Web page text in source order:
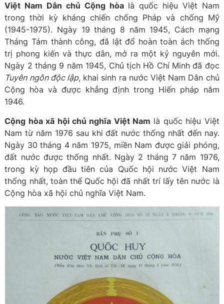
Việt Nam Dân chủ Cộng hòalà quốc hiệu Việt Nam
trong thời kỳ kháng chiến chống Pháp và chống Mỹ
(1945-1975). Ngày 19 tháng 8 năm 1945, Cách mạng
Tháng Tám thành công, đã lật đổ hoàn toàn ách thống
trị phong kiến và thực dân, mở ra một kỷ nguyên mới.
Ngày 2 tháng 9 năm 1945, Chủ tịch Hồ Chí Minh đã đọc
Tuyên ngôn độc lập, khai sinh ra nước Việt Nam Dân chủ
Cộng hòa và được khẳng định trong Hiến pháp năm
1946.
Cộng hòa xã hội chủ nghĩa Việt Nam là quốc hiệu Việt
Nam từ năm 1976 sau khi đất nước thống nhất đến nay.
Ngày 30 tháng 4 năm 1975, miền Nam được giải phóng,
đất nước được thống nhất. Ngày 2 tháng 7 năm 1976,
trong kỳ họp đầu tiên của Quốc hội nước Việt Nam
thống nhất, toàn thể Quốc hội đã nhất trí lấy tên nước là
Cộng hòa xã hội chủ nghĩa Việt Nam.